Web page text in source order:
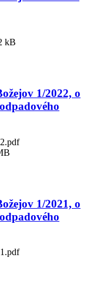
kB
1/2022, o
1/2021, o